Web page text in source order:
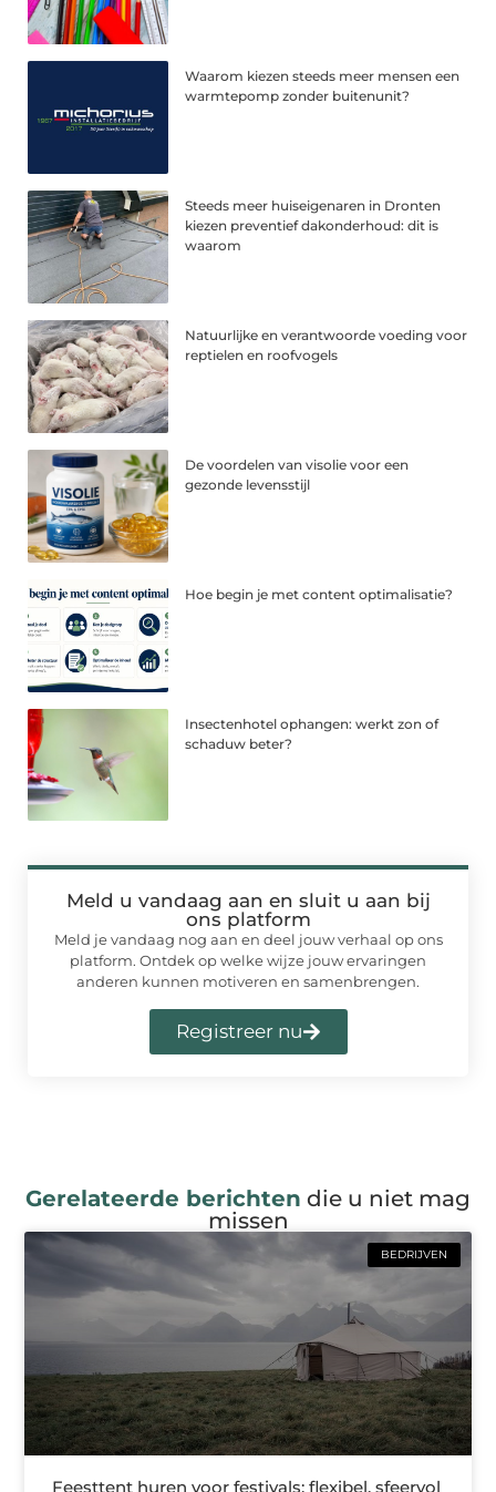
Waarom kiezen steeds meer mensen een
warmtepomp zonder buitenunit?
Steeds meer huiseigenaren in Dronten
kiezen preventief dakonderhoud: dit is
waarom
Natuurlijke en verantwoorde voeding voor
reptielen en roofvogels
De voordelen van visolie voor een
gezonde levensstijl
Hoe begin je met content optimalisatie?
Insectenhotel ophangen: werkt zon of
schaduw beter?
Meld u vandaag aan en sluit u aan bij
ons platform
Meld je vandaag nog aan en deel jouw verhaal op ons
platform. Ontdek op welke wijze jouw ervaringen
anderen kunnen motiveren en samenbrengen.
Registreer nu
Gerelateerde berichten die u niet mag
missen
BEDRIJVEN
Feesttent huren voor festivals: flexibel, sfeervol